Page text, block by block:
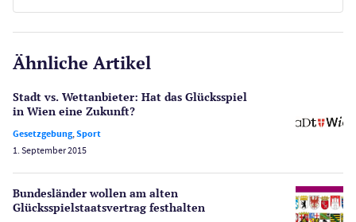
Gesetzgebung
Lotterie
Poker
Schlagzeilen
CasinoOnline.de
Merkur Casinos
Ähnliche Artikel
Stadt vs. Wettanbieter: Hat das Glücksspiel
in Wien eine Zukunft?
Gesetzgebung,Sport
1. September 2015
Bundesländer wollen am alten
Glücksspielstaatsvertrag festhalten